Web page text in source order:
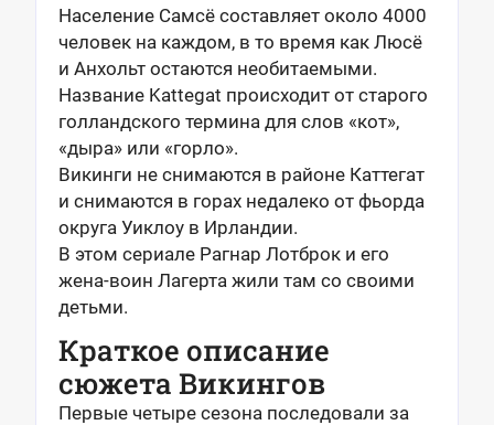
Население Самсё составляет около 4000
человек на каждом, в то время как Люсё
и Анхольт остаются необитаемыми.
Название Kattegat происходит от старого
голландского термина для слов «кот»,
«дыра» или «горло».
Викинги не снимаются в районе Каттегат
и снимаются в горах недалеко от фьорда
округа Уиклоу в Ирландии.
В этом сериале Рагнар Лотброк и его
жена-воин Лагерта жили там со своими
детьми.
Краткое описание
сюжета Викингов
Первые четыре сезона последовали за